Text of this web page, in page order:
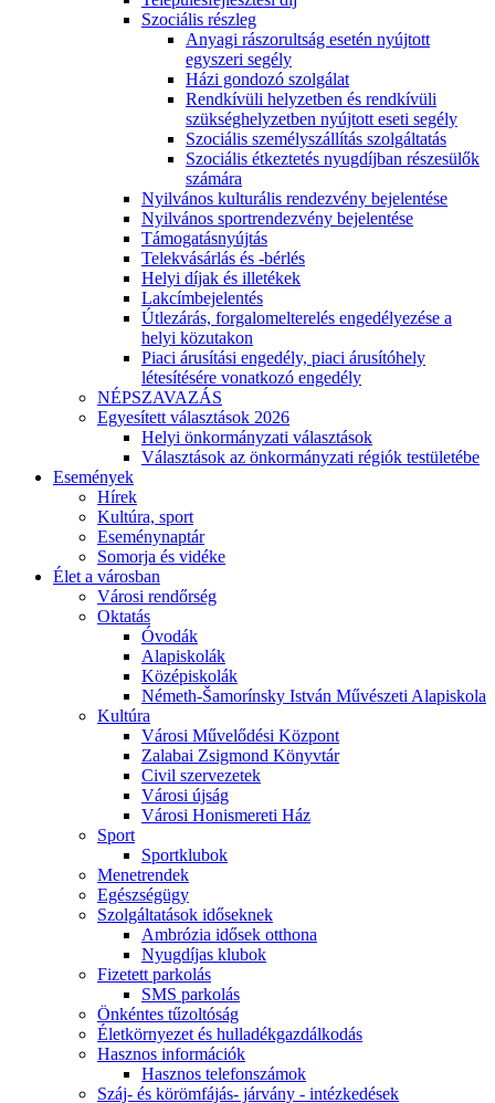
Szociális részleg
Anyagi rászorultság esetén nyújtott
egyszeri segély
Házi gondozó szolgálat
Rendkívüli helyzetben és rendkívüli
szükséghelyzetben nyújtott eseti segély
Szociális személyszállítás szolgáltatás
Szociális étkeztetés nyugdíjban részesülők
számára
Nyilvános kulturális rendezvény bejelentése
Nyilvános sportrendezvény bejelentése
Támogatásnyújtás
Telekvásárlás és -bérlés
Helyi díjak és illetékek
Lakcímbejelentés
Útlezárás, forgalomelterelés engedélyezése a
helyi közutakon
Piaci árusítási engedély, piaci árusítóhely
létesítésére vonatkozó engedély
NÉPSZAVAZÁS
Egyesített választások 2026
Helyi önkormányzati választások
Választások az önkormányzati régiók testületébe
Események
Hírek
Kultúra, sport
Eseménynaptár
Somorja és vidéke
Élet a városban
Városi rendőrség
Oktatás
Óvodák
Alapiskolák
Középiskolák
Németh-Šamorínsky István Művészeti Alapiskola
Kultúra
Városi Művelődési Központ
Zalabai Zsigmond Könyvtár
Civil szervezetek
Városi újság
Városi Honismereti Ház
Sport
Sportklubok
Menetrendek
Egészségügy
Szolgáltatások időseknek
Ambrózia idősek otthona
Nyugdíjas klubok
Fizetett parkolás
SMS parkolás
Önkéntes tűzoltóság
Életkörnyezet és hulladékgazdálkodás
Hasznos információk
Hasznos telefonszámok
Száj- és körömfájás- járvány - intézkedések